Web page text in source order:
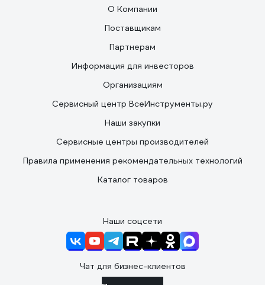
О Компании
Поставщикам
Партнерам
Информация для инвесторов
Организациям
Сервисный центр ВсеИнструменты.ру
Наши закупки
Сервисные центры производителей
Правила применения рекомендательных технологий
Каталог товаров
Наши соцсети
Чат для бизнес-клиентов